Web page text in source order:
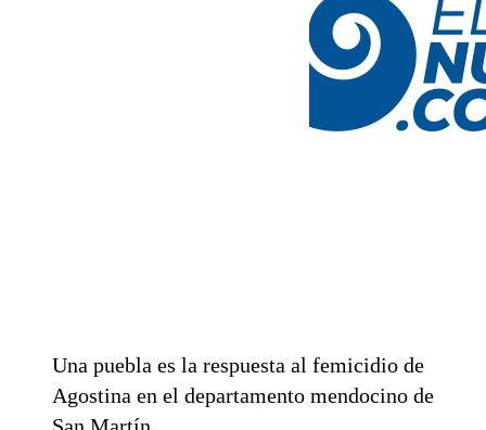
Una puebla es la respuesta al femicidio de
Agostina en el departamento mendocino de